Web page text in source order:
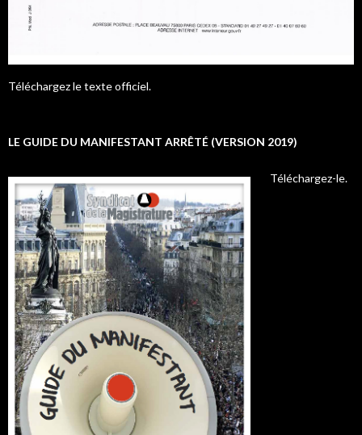
Téléchargez le texte officiel.
LE GUIDE DU MANIFESTANT ARRÊTÉ (VERSION 2019)
Téléchargez-le.